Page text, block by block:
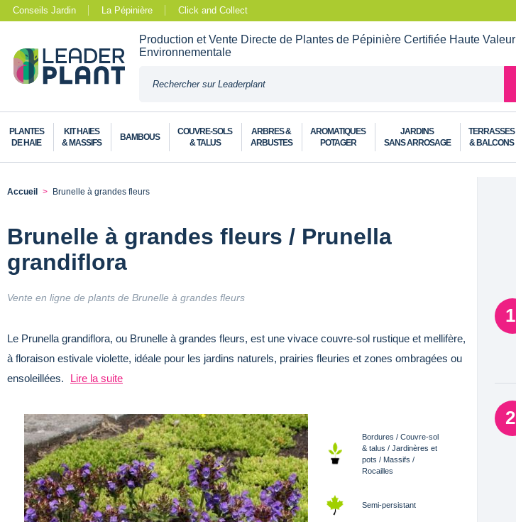
Conseils Jardin La Pépinière Click and Collect
Production et Vente Directe de Plantes de Pépinière Certifiée Haute Valeur
Environnementale
PLANTES
DE HAIE
KIT HAIES
& MASSIFS
BAMBOUS
COUVRE-SOLS
& TALUS
ARBRES &
ARBUSTES
AROMATIQUES
POTAGER
JARDINS
SANS ARROSAGE
TERRASSES
& BALCONS
Accueil Brunelle à grandes fleurs
Brunelle à grandes fleurs / Prunella
grandiflora
Vente en ligne de plants de Brunelle à grandes fleurs
Le Prunella grandiflora, ou Brunelle à grandes fleurs, est une vivace couvre-sol rustique et mellifère,
à floraison estivale violette, idéale pour les jardins naturels, prairies fleuries et zones ombragées ou
ensoleillées.
Lire la suite
Bordures / Couvre-sol
& talus / Jardinères et
pots / Massifs /
Rocailles
Semi-persistant